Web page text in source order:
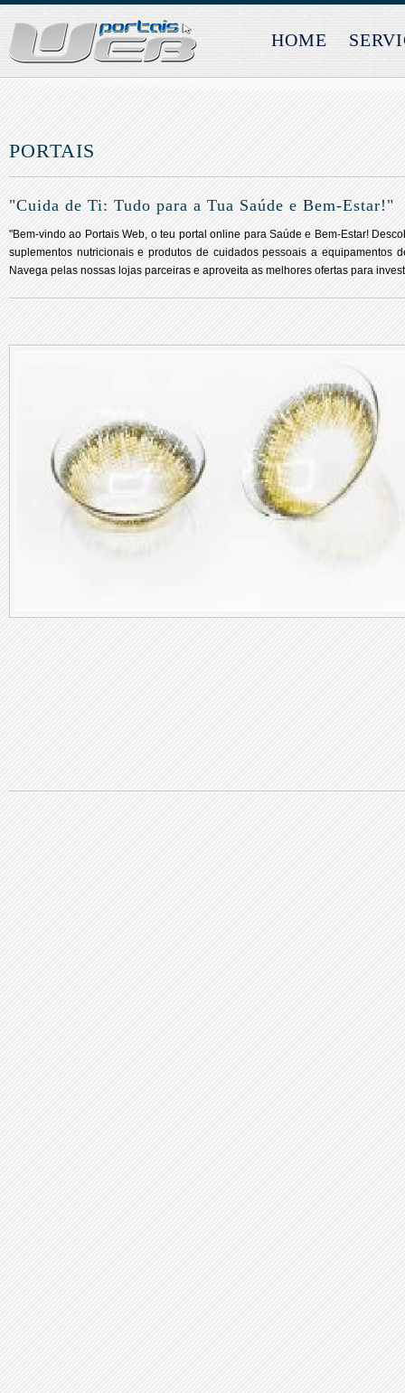
HOME
PORTAIS
"Cuida de Ti: Tudo para a Tua Saúde e Bem-Estar!"
"Bem-vindo ao Portais Web, o teu portal online para Saúde e Bem-Estar!
suplementos nutricionais e produtos de cuidados pessoais a
Navega pelas nossas lojas parceiras e aproveita as melhores ofertas para